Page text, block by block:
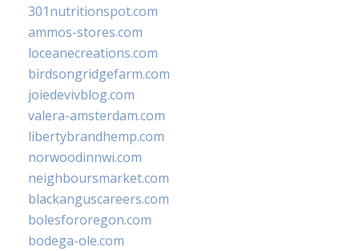
301nutritionspot.com
ammos-stores.com
loceanecreations.com
birdsongridgefarm.com
joiedevivblog.com
valera-amsterdam.com
libertybrandhemp.com
norwoodinnwi.com
neighboursmarket.com
blackanguscareers.com
bolesfororegon.com
bodega-ole.com